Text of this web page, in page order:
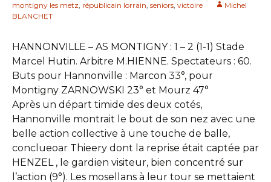
montigny les metz, républicain lorrain, seniors, victoire
Michel
BLANCHET
HANNONVILLE – AS MONTIGNY : 1 – 2 (1-1) Stade
Marcel Hutin. Arbitre M.HIENNE. Spectateurs : 60.
Buts pour Hannonville : Marcon 33°, pour
Montigny ZARNOWSKI 23° et Mourz 47°
Après un départ timide des deux cotés,
Hannonville montrait le bout de son nez avec une
belle action collective à une touche de balle,
conclueoar Thieery dont la reprise était captée par
HENZEL , le gardien visiteur, bien concentré sur
l’action (9°). Les mosellans à leur tour se mettaient